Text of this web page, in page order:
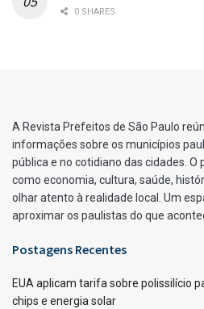
0 SHARES
A Revista Prefeitos de São Paulo
informações sobre os municípios
pública e no cotidiano das cidades.
como economia, cultura, saúde,
olhar atento à realidade local. Um
aproximar os paulistas do que
Postagens Recentes
EUA aplicam tarifa sobre polissilício
chips e energia solar